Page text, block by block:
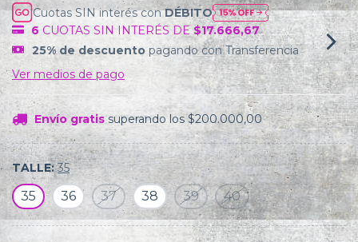
Cuotas SIN interés conDÉBITO
6 CUOTAS SIN INTERÉS DE$17.666,67
25% de descuento pagando con Transferencia
Ver medios de pago
Envío gratis superando los$200.000,00
TALLE:35
35 36 37 38 39 40